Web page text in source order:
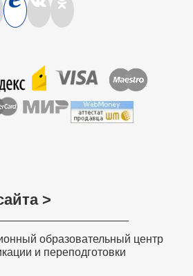
>
образовательный центр
и переподготовки